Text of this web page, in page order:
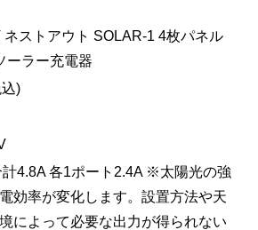
ストアウト SOLAR-1 4枚パネル
ーラー充電器
)
4.8A 各1ポート2.4A ※太陽光の強
効率が変化します。設置方法や天
によって必要な出力が得られない